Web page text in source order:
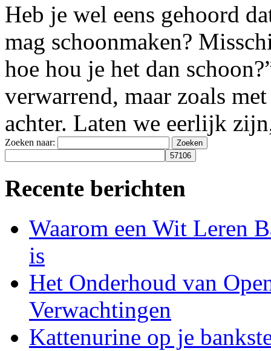
Heb je wel eens gehoord
mag schoonmaken?
hoe hou je het dan
verwarrend, maar zoals
achter. Laten we eerlijk
Zoeken naar:
Recente berichten
Waarom een Wit Leren
is
Het Onderhoud van
Verwachtingen
Kattenurine op je